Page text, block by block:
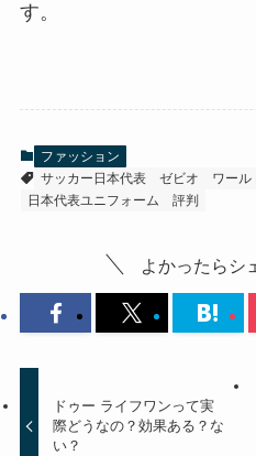
す。
ファッション
サッカー日本代表
ゼビオ ワール
日本代表ユニフォーム
評判
よかったらシ
ドゥー ライフワンって実
際どうなの？効果ある？な
い？